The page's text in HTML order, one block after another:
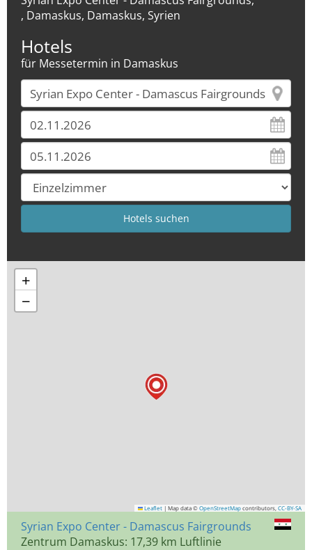
, Damaskus, Damaskus, Syrien
Hotels
für Messetermin in Damaskus
+
−
Leaflet | Map data © OpenStreetMap contributors, CC-BY-SA
Syrian Expo Center - Damascus Fairgrounds
Zentrum Damaskus: 17,39 km Luftlinie